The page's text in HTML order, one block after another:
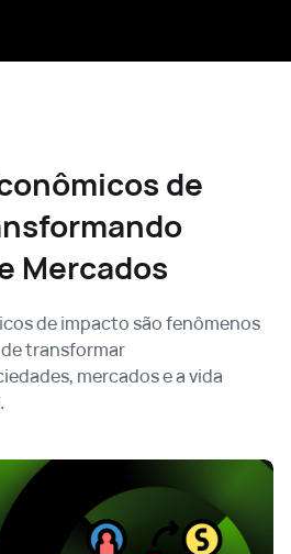
de
Mercados
de impacto são fenômenos
transformar
mercados e a vida